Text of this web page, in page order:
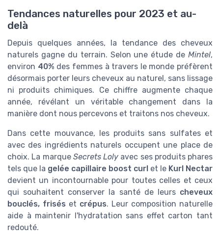
Tendances naturelles pour 2023 et au-
delà
Depuis quelques années, la tendance des cheveux
naturels gagne du terrain. Selon une étude de Mintel,
environ 40% des femmes à travers le monde préfèrent
désormais porter leurs cheveux au naturel, sans lissage
ni produits chimiques. Ce chiffre augmente chaque
année, révélant un véritable changement dans la
manière dont nous percevons et traitons nos cheveux.
Dans cette mouvance, les produits sans sulfates et
avec des ingrédients naturels occupent une place de
choix. La marque Secrets Loly avec ses produits phares
tels que la gelée capillaire boost curl et le Kurl Nectar
devient un incontournable pour toutes celles et ceux
qui souhaitent conserver la santé de leurs cheveux
bouclés, frisés et crépus. Leur composition naturelle
aide à maintenir l'hydratation sans effet carton tant
redouté.